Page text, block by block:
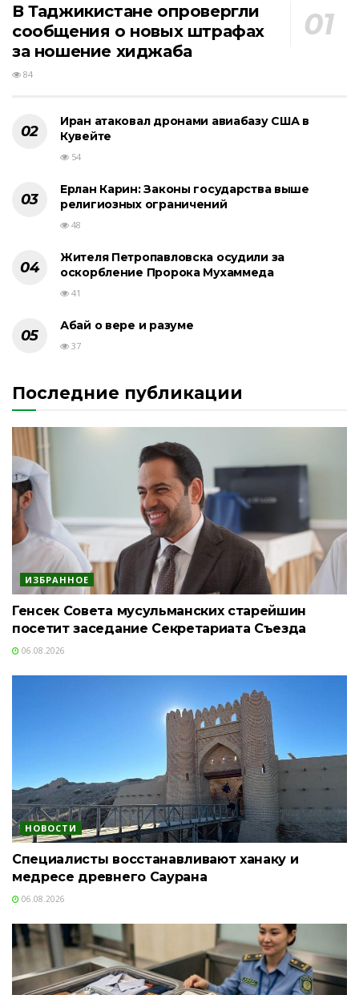
В Таджикистане опровергли
сообщения о новых штрафах
за ношение хиджаба
84
Иран атаковал дронами авиабазу США в
Кувейте
54
Ерлан Карин: Законы государства выше
религиозных ограничений
48
Жителя Петропавловска осудили за
оскорбление Пророка Мухаммеда
41
Абай о вере и разуме
37
Последние публикации
ИЗБРАННОЕ
Генсек Совета мусульманских старейшин
посетит заседание Секретариата Съезда
06.08.2026
НОВОСТИ
Специалисты восстанавливают ханаку и
медресе древнего Саурана
06.08.2026